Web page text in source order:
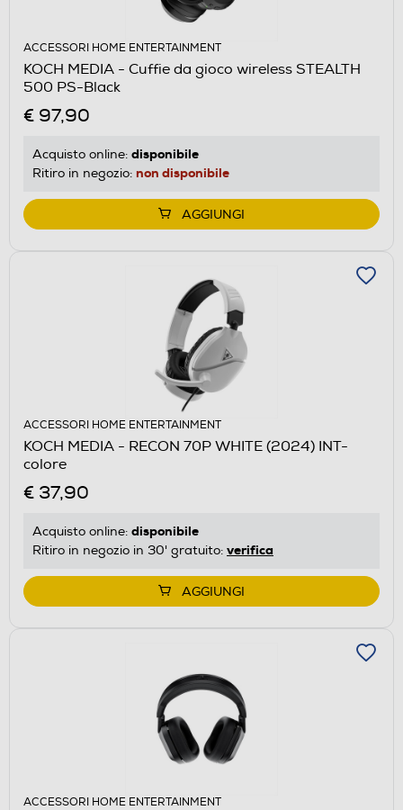
ACCESSORI HOME ENTERTAINMENT
KOCH MEDIA - Cuffie da gioco wireless STEALTH
500 PS-Black
€ 97,90
Acquisto online: disponibile
Ritiro in negozio: non disponibile
AGGIUNGI
ACCESSORI HOME ENTERTAINMENT
KOCH MEDIA - RECON 70P WHITE (2024) INT-
colore
€ 37,90
Acquisto online: disponibile
Ritiro in negozio in 30' gratuito: verifica
AGGIUNGI
ACCESSORI HOME ENTERTAINMENT